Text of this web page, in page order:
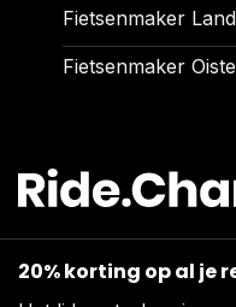
Fietsenmaker
Fietsenmaker
20% korting op al je